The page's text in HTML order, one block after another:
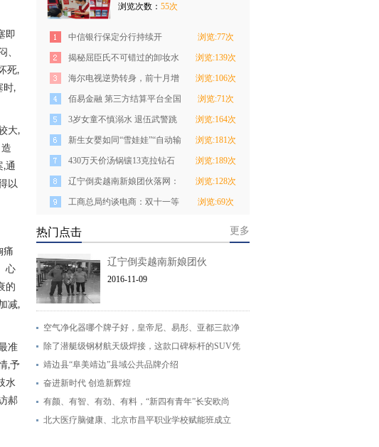
即
、
死,
时,
大,
通
以
痛
心
的
减,
准
,予
水
郝
浏览次数： 55次
中信银行保定分行持续开
展“支付降费 让利
浏览:77次
揭秘屈臣氏不可错过的卸妆水
爆款指南
浏览:139次
海尔电视逆势转身，前十月增
幅远超行业
浏览:106次
佰易金融 第三方结算平台全国
启动新闻发布
浏览:71次
3岁女童不慎溺水 退伍武警跳
河救人悄然离开
浏览:164次
新生女婴如同“雪娃娃”“自动输
血”给了妈
浏览:181次
430万天价汤锅镶13克拉钻石
网友：背不起锅
浏览:189次
辽宁倒卖越南新娘团伙落网：
30余位“新娘”
浏览:128次
工商总局约谈电商：双十一等
浏览:69次
热门点击 更多
辽宁倒卖越南新娘团伙
2016-11-09
空气净化器哪个牌子好，皇帝尼、易彤、亚都三款净
除了潜艇级钢材航天级焊接，这款口碑标杆的SUV凭
靖边县“阜美靖边”县域公共品牌介绍
奋进新时代 创造新辉煌
有颜、有智、有劲、有料，“新四有青年”长安欧尚
北大医疗脑健康、北京市昌平职业学校赋能班成立